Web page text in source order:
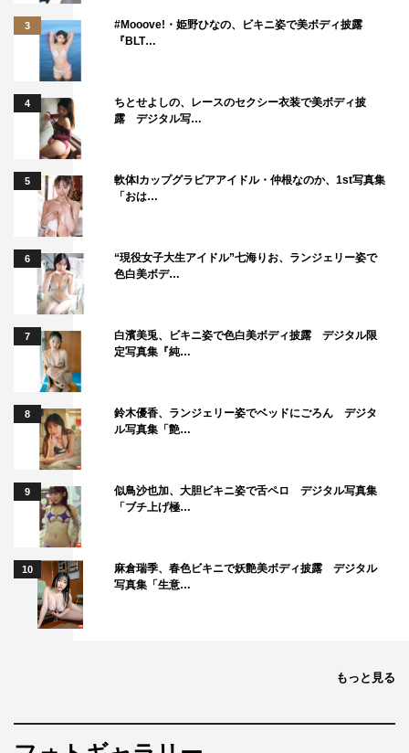
3
#Mooove!・姫野ひなの、ビキニ姿で美ボディ披露
『BLT…
4
ちとせよしの、レースのセクシー衣装で美ボディ披
露 デジタル写…
5
軟体Iカップグラビアアイドル・仲根なのか、1st写真集
「おは…
6
“現役女子大生アイドル”七海りお、ランジェリー姿で
色白美ボデ…
7
白濱美兎、ビキニ姿で色白美ボディ披露 デジタル限
定写真集『純…
8
鈴木優香、ランジェリー姿でベッドにごろん デジタ
ル写真集「艶…
9
似鳥沙也加、大胆ビキニ姿で舌ペロ デジタル写真集
「ブチ上げ極…
10
麻倉瑞季、春色ビキニで妖艶美ボディ披露 デジタル
写真集「生意…
もっと見る